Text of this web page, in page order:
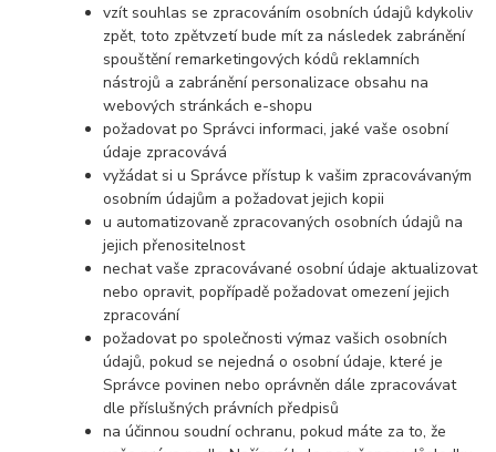
vzít souhlas se zpracováním osobních údajů kdykoliv
zpět, toto zpětvzetí bude mít za následek zabránění
spouštění remarketingových kódů reklamních
nástrojů a zabránění personalizace obsahu na
webových stránkách e-shopu
požadovat po Správci informaci, jaké vaše osobní
údaje zpracovává
vyžádat si u Správce přístup k vašim zpracovávaným
osobním údajům a požadovat jejich kopii
u automatizovaně zpracovaných osobních údajů na
jejich přenositelnost
nechat vaše zpracovávané osobní údaje aktualizovat
nebo opravit, popřípadě požadovat omezení jejich
zpracování
požadovat po společnosti výmaz vašich osobních
údajů, pokud se nejedná o osobní údaje, které je
Správce povinen nebo oprávněn dále zpracovávat
dle příslušných právních předpisů
na účinnou soudní ochranu, pokud máte za to, že